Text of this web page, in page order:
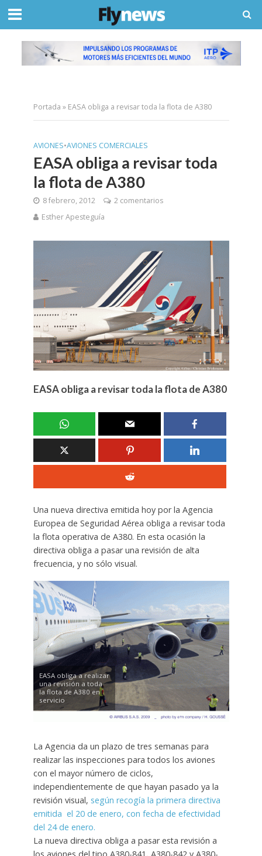
Portada » EASA obliga a revisar toda la flota de A380
AVIONES•AVIONES COMERCIALES
EASA obliga a revisar toda
la flota de A380
8 febrero, 2012
2 comentarios
Esther Apesteguía
EASA obliga a revisar toda la flota de A380
Una nueva directiva emitida hoy por la Agencia
Europea de Seguridad Aérea obliga a revisar toda
la flota operativa de A380. En esta ocasión la
directiva obliga a pasar una revisión de alta
frecuencia, y no sólo visual.
EASA obliga a realizar
una revisión a toda
la flota de A380 en
servicio
La Agencia da un plazo de tres semanas para
realizar las inspecciones para todos los aviones
con el mayor número de ciclos,
independientemente de que hayan pasado ya la
revisión visual, según recogía la primera directiva
emitida el 20 de enero, con fecha de efectividad
del 24 de enero.
La nueva directiva obliga a pasar esta revisión a